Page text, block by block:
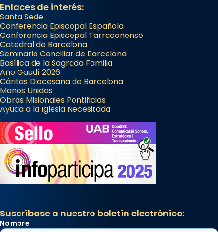
Enlaces de interés:
Santa Sede
Conferencia Episcopal Española
Conferencia Episcopal Tarraconense
Catedral de Barcelona
Seminario Conciliar de Barcelona
Basílica de la Sagrada Familia
Año Gaudí 2026
Cáritas Diocesana de Barcelona
Manos Unidas
Obras Misionales Pontificias
Ayuda a la Iglesia Necesitada
Suscríbase a nuestro boletín electrónico:
Nombre